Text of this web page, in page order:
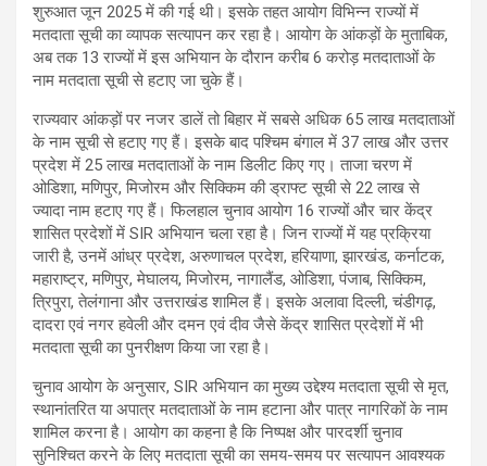
शुरुआत जून 2025 में की गई थी। इसके तहत आयोग विभिन्न राज्यों में
मतदाता सूची का व्यापक सत्यापन कर रहा है। आयोग के आंकड़ों के मुताबिक,
अब तक 13 राज्यों में इस अभियान के दौरान करीब 6 करोड़ मतदाताओं के
नाम मतदाता सूची से हटाए जा चुके हैं।
राज्यवार आंकड़ों पर नजर डालें तो बिहार में सबसे अधिक 65 लाख मतदाताओं
के नाम सूची से हटाए गए हैं। इसके बाद पश्चिम बंगाल में 37 लाख और उत्तर
प्रदेश में 25 लाख मतदाताओं के नाम डिलीट किए गए। ताजा चरण में
ओडिशा, मणिपुर, मिजोरम और सिक्किम की ड्राफ्ट सूची से 22 लाख से
ज्यादा नाम हटाए गए हैं। फिलहाल चुनाव आयोग 16 राज्यों और चार केंद्र
शासित प्रदेशों में SIR अभियान चला रहा है। जिन राज्यों में यह प्रक्रिया
जारी है, उनमें आंध्र प्रदेश, अरुणाचल प्रदेश, हरियाणा, झारखंड, कर्नाटक,
महाराष्ट्र, मणिपुर, मेघालय, मिजोरम, नागालैंड, ओडिशा, पंजाब, सिक्किम,
त्रिपुरा, तेलंगाना और उत्तराखंड शामिल हैं। इसके अलावा दिल्ली, चंडीगढ़,
दादरा एवं नगर हवेली और दमन एवं दीव जैसे केंद्र शासित प्रदेशों में भी
मतदाता सूची का पुनरीक्षण किया जा रहा है।
चुनाव आयोग के अनुसार, SIR अभियान का मुख्य उद्देश्य मतदाता सूची से मृत,
स्थानांतरित या अपात्र मतदाताओं के नाम हटाना और पात्र नागरिकों के नाम
शामिल करना है। आयोग का कहना है कि निष्पक्ष और पारदर्शी चुनाव
सुनिश्चित करने के लिए मतदाता सूची का समय-समय पर सत्यापन आवश्यक